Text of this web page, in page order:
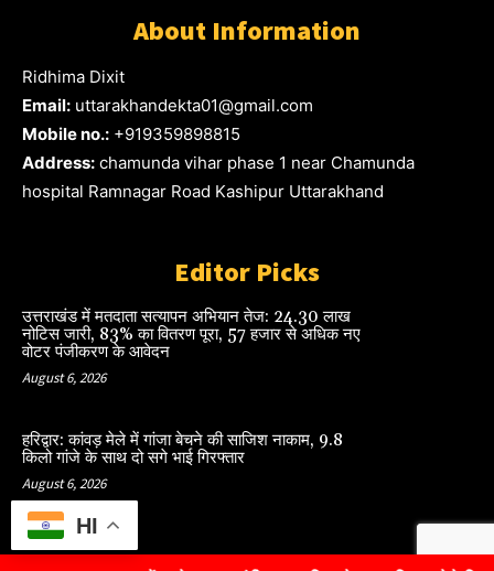
About Information
Ridhima Dixit
Email: uttarakhandekta01@gmail.com
Mobile no.: +919359898815
Address: chamunda vihar phase 1 near Chamunda
hospital Ramnagar Road Kashipur Uttarakhand
Editor Picks
उत्तराखंड में मतदाता सत्यापन अभियान तेज: 24.30 लाख
नोटिस जारी, 83% का वितरण पूरा, 57 हजार से अधिक नए
वोटर पंजीकरण के आवेदन
August 6, 2026
हरिद्वार: कांवड़ मेले में गांजा बेचने की साजिश नाकाम, 9.8
किलो गांजे के साथ दो सगे भाई गिरफ्तार
August 6, 2026
HI